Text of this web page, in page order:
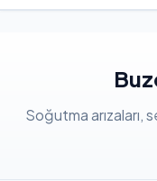
Soğutma arızaları,